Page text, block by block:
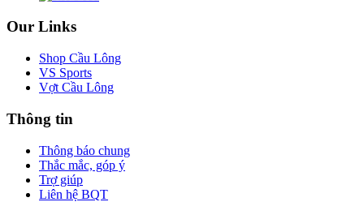
Our Links
Shop Cầu Lông
VS Sports
Vợt Cầu Lông
Thông tin
Thông báo chung
Thắc mắc, góp ý
Trợ giúp
Liên hệ BQT